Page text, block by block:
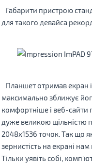
Габарити пристрою
для такого девайса
Планшет отримав екран
максимально зближує
комфортніше і веб-сайти
дуже великою щільністю
2048х1536 точок. Так що
зернистість на екрані
Тільки уявіть собі,